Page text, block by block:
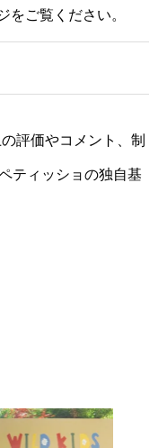
をご覧ください。
評価やコメント、制
ティッショの独自基